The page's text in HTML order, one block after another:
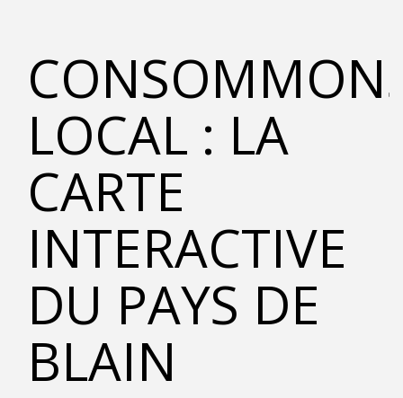
LOCAL : LA
CARTE
INTERACTIVE
DU PAYS DE
BLAIN